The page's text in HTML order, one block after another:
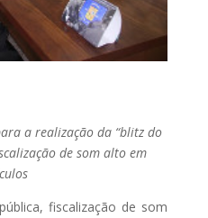
a realização da “blitz do
de som alto em
fiscalização de som